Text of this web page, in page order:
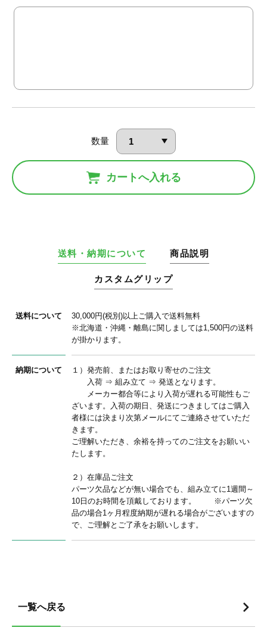
数量
カートへ入れる
送料・納期について 商品説明
カスタムグリップ
送料について
30,000円(税別)以上ご購入で送料無料
※北海道・沖縄・離島に関しましては1,500円の送料
が掛かります。
納期について
１）発売前、またはお取り寄せのご注文
入荷 ⇒ 組み立て ⇒ 発送となります。
メーカー都合等により入荷が遅れる可能性もご
ざいます。入荷の期日、発送につきましてはご購入
者様には決まり次第メールにてご連絡させていただ
きます。
ご理解いただき、余裕を持ってのご注文をお願いい
たします。
２）在庫品ご注文
パーツ欠品などが無い場合でも、組み立てに1週間～
10日のお時間を頂戴しております。 ※パーツ欠
品の場合1ヶ月程度納期が遅れる場合がございますの
で、ご理解とご了承をお願いします。
一覧へ戻る